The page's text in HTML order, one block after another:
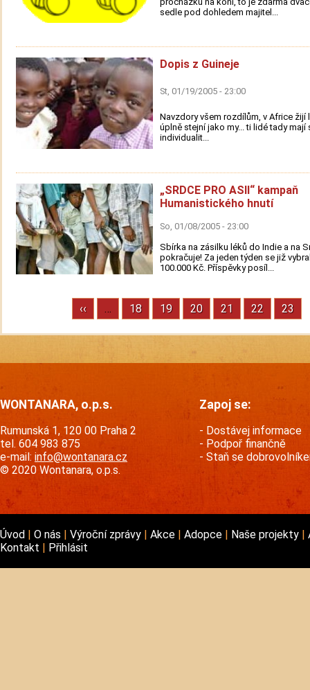
sedle pod dohledem majitel...
Dopis z Guineje
St, 01/19/2005 - 23:00
Navzdory všem rozdílům, v Africe žijí
úplně stejní jako my... ti lidé tady mají
individualit...
„SRDCE PRO ASII“ kampaň
Humanistického hnutí
So, 01/08/2005 - 23:00
Sbírka na zásilku léků do Indie a na
pokračuje! Za jeden týden se již
100.000 Kč. Příspěvky posíl...
Pagination
Previous
page
‹‹ … Stránka
18 Stránka
19 Stránka
20 Stránka
21 Stránka
22 23
WONTANARA, o.p.s.
Rumunská 1, 120 00 Praha 2
tel. 604 983 875
e-mail: info@wontanara.cz
© 2020 Wontanara, o.p.s.
Zapoj se:
Dostávej informace
Podpoř finančně
Staň se
Úvod O nás Výroční zprávy Akce Adopce Naše projekty
Kontakt
Přihlásit